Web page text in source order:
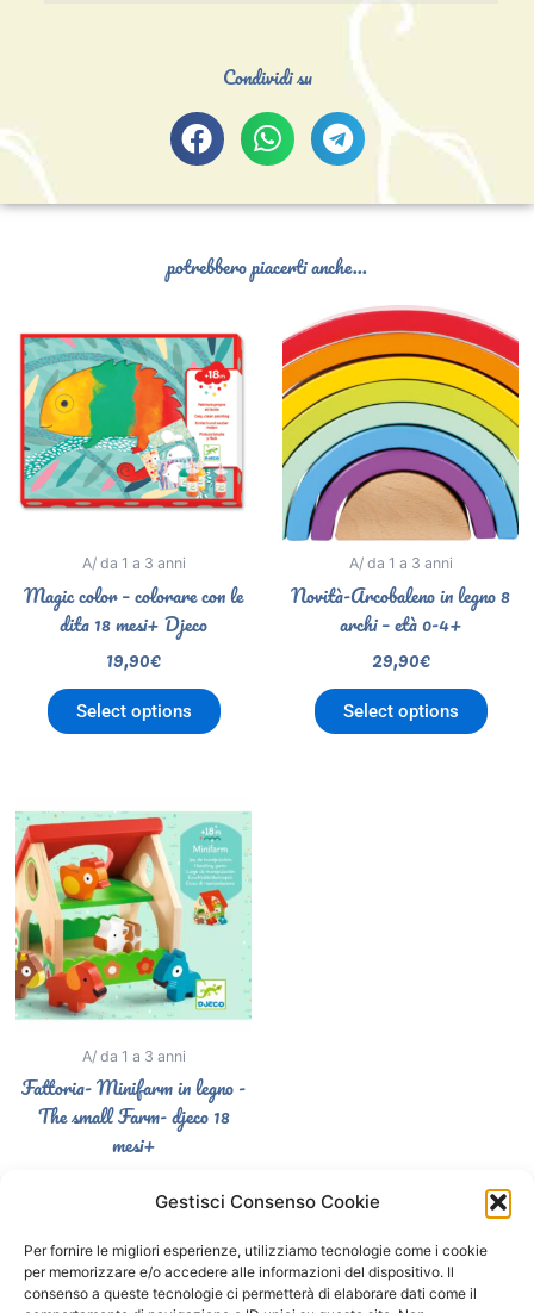
Gestisci Consenso Cookie
Per fornire le migliori esperienze, utilizziamo tecnologie come i cookie
per memorizzare e/o accedere alle informazioni del dispositivo. Il
consenso a queste tecnologie ci permetterà di elaborare dati come il
Condividi su
potrebbero piacerti anche...
A/ da 1 a 3 anni
Magic color – colorare con le
dita 18 mesi+ Djeco
19,90€
Select options
A/ da 1 a 3 anni
Novità-Arcobaleno in legno 8
archi – età 0-4+
29,90€
Select options
A/ da 1 a 3 anni
Fattoria- Minifarm in legno -
The small Farm- djeco 18
mesi+